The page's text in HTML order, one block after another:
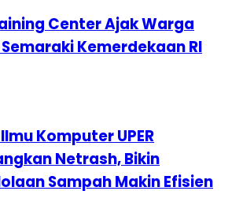
Center Ajak Warga
Kemerdekaan RI
Komputer UPER
Netrash, Bikin
Sampah Makin Efisien